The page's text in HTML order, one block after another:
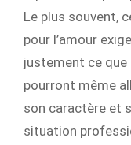
Le plus souvent,
pour l’amour
justement ce
pourront même
son caractère et
situation